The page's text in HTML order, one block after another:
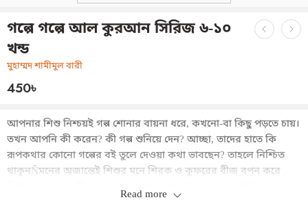
গল্পে গল্পে আল কুরআন সিরিজ ৬-১০
খন্ড
মুহাম্মদ শামীমুল বারী
450৳
আপনার শিশু নিশ্চয়ই গল্প শোনার বায়না ধরে, কখনো-বা কিছু পড়তে চায়।
তখন আপনি কী করেন? কী গল্প শুনিয়ে দেন? আচ্ছা, তাদের হাতে কি
রূপকথার কোনো গল্পের বই তুলে দেওয়া কথা ভাবছেন? তাহলে নিশ্চিত
থাকুনÑমনের অজান্তেই শিশুর মনে শিরক ও কুফরের বীজ বপন করে
দিচ্ছেন! অথচ, পবিত্র কুরআনে রয়েছে অসংখ্য চমৎকার কাহিনি,
Read more